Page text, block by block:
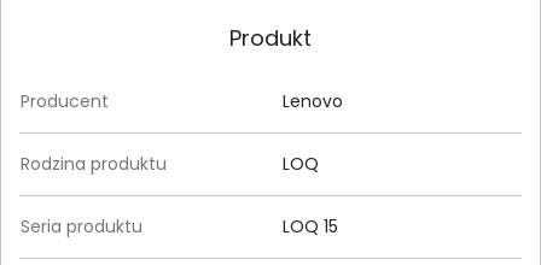
Produkt
Producent Lenovo
Rodzina produktu LOQ
Seria produktu LOQ 15